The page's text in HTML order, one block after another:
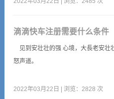
滴滴快车注册需要什么条件
见到安壮壮的强 心境，大長老安壮
怒声道。
2022年03月22日 | 浏览：2828 次